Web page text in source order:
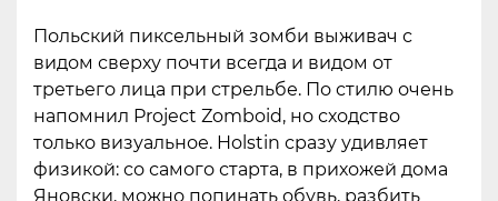
Польский пиксельный зомби выживач с
видом сверху почти всегда и видом от
третьего лица при стрельбе. По стилю очень
напомнил Project Zomboid, но сходство
только визуальное. Holstin сразу удивляет
физикой: со самого старта, в прихожей дома
Яновски, можно попинать обувь, разбить